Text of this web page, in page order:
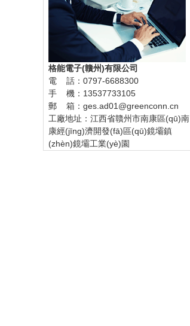
格能電子(贛州)有限公司
電 話：0797-6688300
手 機：13537733105
郵 箱：ges.ad01@greenconn.cn
工廠地址：江西省贛州市南康區(qū)南
康經(jīng)濟開發(fā)區(qū)鏡壩鎮
(zhèn)鏡壩工業(yè)園